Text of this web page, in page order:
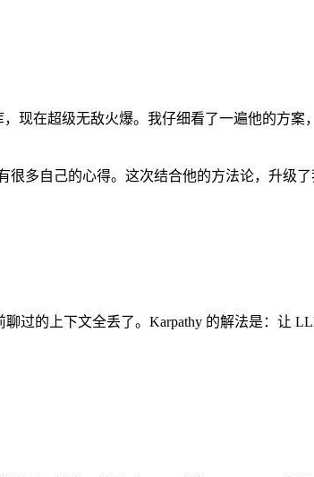
现在超级无敌火爆。我仔细看了一遍他的方
很多自己的心得。这次结合他的方法论，升级
过的上下文全丢了。Karpathy 的解法是：让